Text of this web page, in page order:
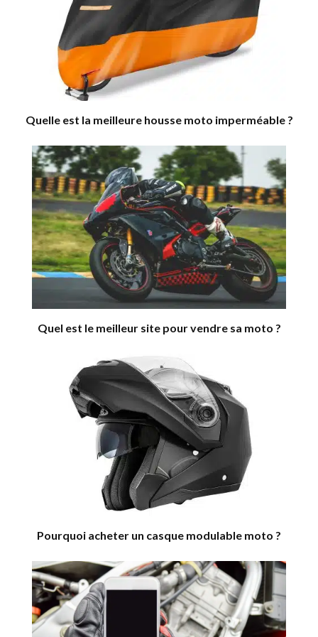
Quelle est la meilleure housse moto imperméable ?
Quel est le meilleur site pour vendre sa moto ?
Pourquoi acheter un casque modulable moto ?